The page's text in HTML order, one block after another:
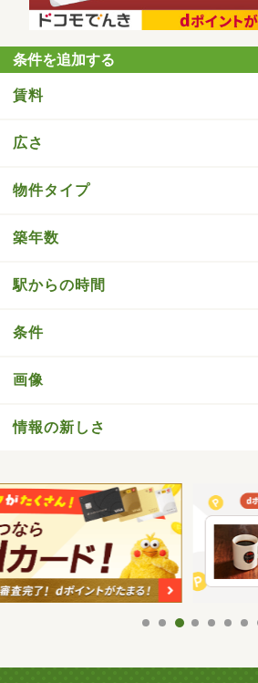
条件を追加する
賃料
広さ
物件タイプ
築年数
駅からの時間
条件
画像
情報の新しさ